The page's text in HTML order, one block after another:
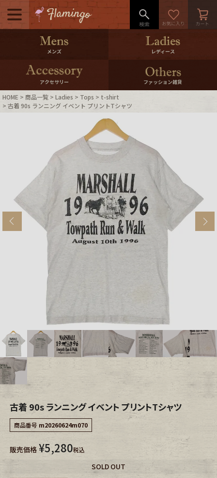
メニュー
500pt＆10％Offクーポンプレゼン
10％0ffクーポンプレゼント
ログイン・会員登録 LINE ID連携
マイページ
ご利用ガイド International Shipping
特集一覧
ブランドから探す スタッフコーディネート
古着卸DOCK
メンズ商品カテゴリーから探す
Outer
Bottoms Fafatt
レディース商品カテゴリーから探す
Tops Bottoms
Outer
メンズ レディース
アクセサリー ファッション雑貨
HOME 商品一覧 Ladies Tops
t-shirt
古着 90s ランニング イベント プリントTシャツ
古着 90s ランニング イベント プリントTシャツ
商品番号 m20260624m070
販売価格 ¥5,280税込
SOLD OUT